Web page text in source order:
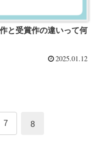
と受賞作の違いって何
2025.01.12
7 8